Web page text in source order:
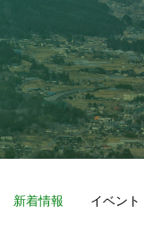
新着情報 イベント